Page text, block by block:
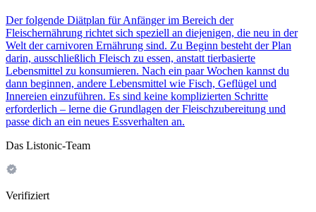
Der folgende Diätplan für Anfänger im Bereich der
Fleischernährung richtet sich speziell an diejenigen, die neu in der
Welt der carnivoren Ernährung sind. Zu Beginn besteht der Plan
darin, ausschließlich Fleisch zu essen, anstatt tierbasierte
Lebensmittel zu konsumieren. Nach ein paar Wochen kannst du
dann beginnen, andere Lebensmittel wie Fisch, Geflügel und
Innereien einzuführen. Es sind keine komplizierten Schritte
erforderlich – lerne die Grundlagen der Fleischzubereitung und
passe dich an ein neues Essverhalten an.
Das Listonic-Team
Verifiziert